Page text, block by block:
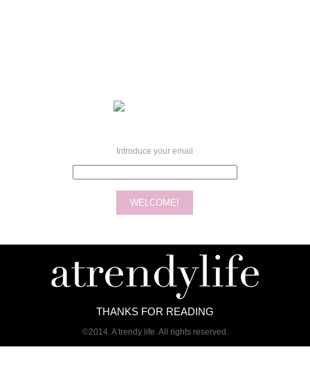
Introduce your email
THANKS FOR READING
©2014. A trendy life. All rights reserved.